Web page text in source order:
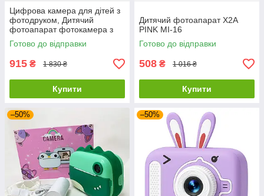
Цифрова камера для дітей з
фотодруком, Дитячий
фотоапарат фотокамера з
принтером, Фотоапарат для
діток XO-63
Готово до відправки
915 ₴ 1 830 ₴
Купити
Дитячий фотоапарат X2A
PINK MI-16
Готово до відправки
508 ₴ 1 016 ₴
Купити
–50% –50%